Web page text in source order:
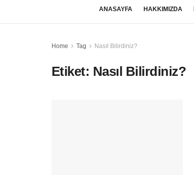
ANASAYFA HAKKIMIZDA
Home Tag Nasıl Bilirdiniz?
Etiket: Nasıl Bilirdiniz?